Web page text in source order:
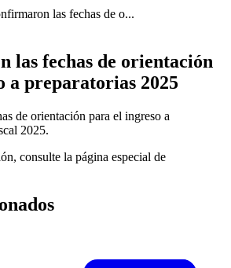
las fechas de o...
las fechas de orientación
a preparatorias 2025
de orientación para el ingreso a
2025.
consulte la página especial de